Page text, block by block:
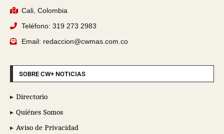
Cali, Colombia
Teléfono: 319 273 2983
Email: redaccion@cwmas.com.co
SOBRE CW+ NOTICIAS
Directorio
Quiénes Somos
Aviso de Privacidad